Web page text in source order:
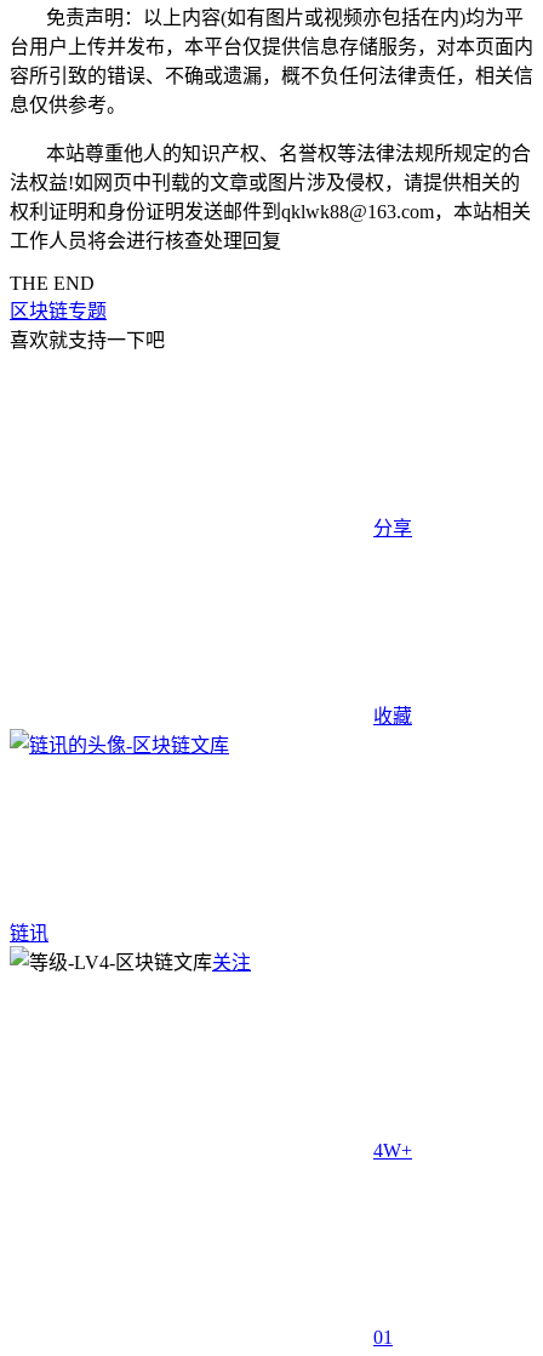
免责声明：以上内容(如有图片或视频亦包括在内)均为平
台用户上传并发布，本平台仅提供信息存储服务，对本页面内
容所引致的错误、不确或遗漏，概不负任何法律责任，相关信
息仅供参考。
本站尊重他人的知识产权、名誉权等法律法规所规定的合
法权益!如网页中刊载的文章或图片涉及侵权，请提供相关的
权利证明和身份证明发送邮件到qklwk88@163.com，本站相关
工作人员将会进行核查处理回复
THE END
区块链专题
喜欢就支持一下吧
分享
收藏
链讯
关注
4W+
01